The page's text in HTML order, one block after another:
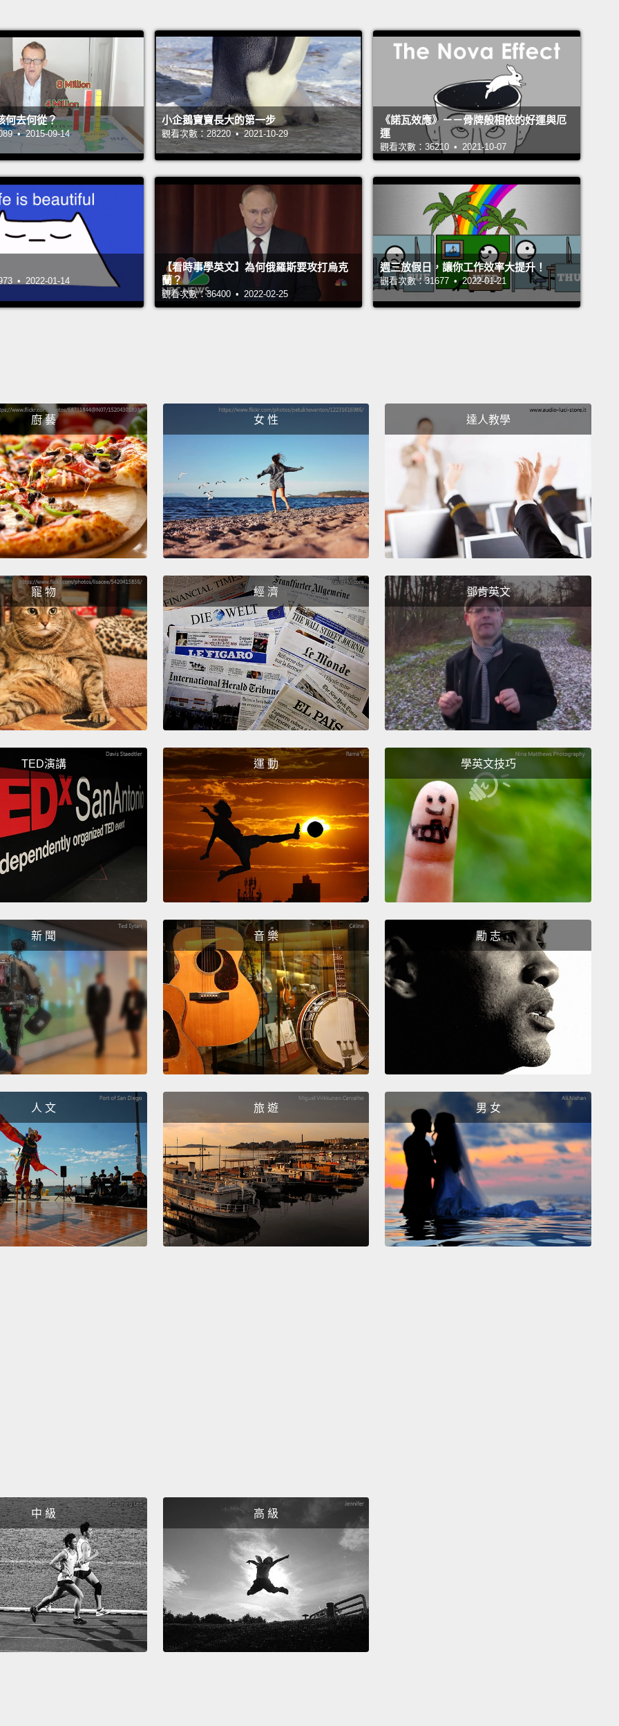
盧森堡和馬爾他。歐盟的邊界可能會持續向外擴張，因為有其
他國家在試著成為成員的不同階段中。
How the EU works is hideously complicated and a story
for another time, but for this video, you need know only
three things: First, countries pay membership dues. And
second, vote on the laws they all must follow. And third,
citizens of member countries are automatically European
Union citizens as well.
This last means that if you're a
citizen of any of these countries, you are free to live and
work or retire in any of the others, which is nice especially
if you think your country is too big, or too small, or too
hot, or too cold. The European Union gives you options.
些任何一個國家的公民，你就能隨意在任何其他國家生活和工
作或退休，這很棒，特別是如果你覺得你的國家太大、或太
小、或太熱、或太冷。歐盟提供你選擇。
By the way, did you notice how all three of these
statements have asterisks attached to this unhelpful
footnote? Well, get used to it.
Europe loves asterisks that
add exceptions to complicated agreements.
These three,
for example, point us towards the first bit of border
fuzziness with Norway, Iceland and little Liechtenstein,
none of which are in the European Union, but if you're an
EU citizen, you can live in these countries, and
Norwegians, Icelanders or Liechtensteiner can live in
yours.
對了，你有注意到這三個聲明全都有星號附加在這個沒用的註
腳上嗎？這個嘛，習慣它吧。歐洲很愛在複雜協議中加上例外
的星號。這三個，舉例來說，將我們指向挪威、冰島和小列支
敦士登這第一小段的邊界模糊帶，其中沒有一個在歐盟裡，但
如果你是歐盟公民，你可以住在這些國家裡，而且挪威人、冰
島人或小列支敦士登人也可以住在你的國家。
Why? In exchange for the freedom of movement of
people, they have to pay membership fees to the
European Union, even though they aren't a part of it, and
thus don't get a say in its laws that they still have to
follow. This arrangement is the European Economic Area,
and it sounds like a terrible deal,
were it not for that
asterisk, which grants EEA but not EU members a pass
on some areas of law, notably farming and fishing,
something a country like, say, Iceland might care quite a
lot about running themselves.
為什麼？為了交換人們遷徙自由，他們必須支付會費給歐盟，
即便他們並非其中一部分，因此無法就他們仍必須遵循的法律
有發言機會。這協議是「歐洲經濟區」，它聽起來像是一份很
糟糕的交易，要不是有星號就會更糟，這星號授與歐洲經濟區
而不是歐盟成員在某些法律領域有通行資格，特別是農業和漁
業，有些像是，比如說，冰島的國家可能會滿介意要自己管理
的事。
Between the European Union and the European
及/或巡邏嚴密的國家來的，申根區會有點驚人，因為這是國家
間的一種協議，去對邊界採取「呿」態度。
In the Schengen Area, international boundaries look like
this: no border officers or passport checks of any kind.
You can walk from Lisbon to Tallinn without identification
or the need to answer the question "business or
pleasure?"
何去何從？
• 2015-09-14
小企鵝寶寶長大的第一步
觀看次數：28220 • 2021-10-29
《諾瓦效應》－－骨牌般相依的好運與厄
運
觀看次數：36210 • 2021-10-07
• 2022-01-14
【看時事學英文】為何俄羅斯要攻打烏克
蘭？
觀看次數：36400 • 2022-02-25
週三放假日，讓你工作效率大提升！
觀看次數：31677 • 2022-01-21
廚 藝 女 性 達人教學
寵 物 經 濟 鄧肯英文
TED演講 運 動 學英文技巧
新 聞 音 樂 勵 志
人 文 旅 遊 男 女
中 級 高 級